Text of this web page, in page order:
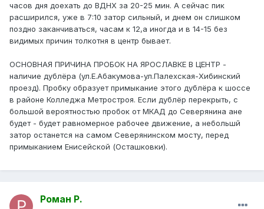
часов дня доехать до ВДНХ за 20-25 мин. А сейчас пик
расширился, уже в 7:10 затор сильный, и днем он слишком
поздно заканчиваться, часам к 12,а иногда и в 14-15 без
видимых причин толкотня в центр бывает.
ОСНОВНАЯ ПРИЧИНА ПРОБОК НА ЯРОСЛАВКЕ В ЦЕНТР -
наличие дублёра (ул.Е.Абакумова-ул.Палехская-Хибинский
проезд). Пробку образует примыкание этого дублёра к шоссе
в районе Колледжа Метростроя. Если дублёр перекрыть, с
большой вероятностью пробок от МКАД до Северянина ане
будет - будет равномерное рабочее движение, а небольшй
затор останется на самом Северянинском мосту, перед
примыканием Енисейской (Осташковки).
Роман Р.